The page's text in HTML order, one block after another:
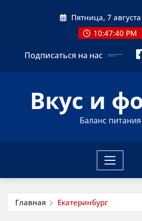
Пятница, 7
10:47:40 PM
Подписаться на нас
Вкус и
Баланс питания
Главная Екатеринбург